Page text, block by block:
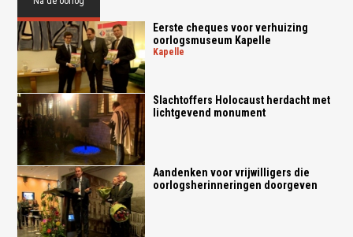
Eerste cheques voor verhuizing
oorlogsmuseum Kapelle
kapelle
Slachtoffers Holocaust herdacht met
lichtgevend monument
Aandenken voor vrijwilligers die
oorlogsherinneringen doorgeven